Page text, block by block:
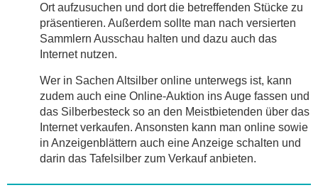
Ort aufzusuchen und dort die betreffenden Stücke zu
präsentieren. Außerdem sollte man nach versierten
Sammlern Ausschau halten und dazu auch das
Internet nutzen.
Wer in Sachen Altsilber online unterwegs ist, kann
zudem auch eine Online-Auktion ins Auge fassen und
das Silberbesteck so an den Meistbietenden über das
Internet verkaufen. Ansonsten kann man online sowie
in Anzeigenblättern auch eine Anzeige schalten und
darin das Tafelsilber zum Verkauf anbieten.